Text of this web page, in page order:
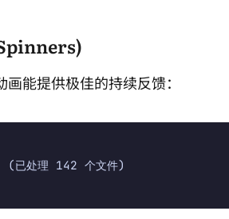
能提供极佳的持续反馈：
(已处理 142 个文件)